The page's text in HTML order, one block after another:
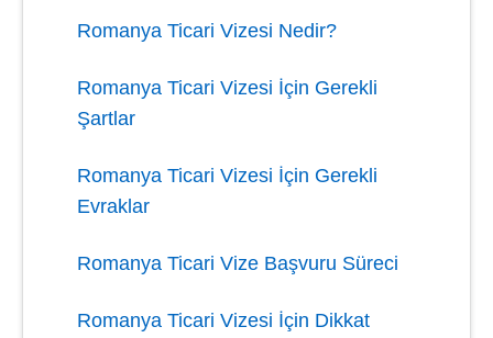
Romanya Ticari Vizesi Nedir?
Romanya Ticari Vizesi İçin Gerekli
Şartlar
Romanya Ticari Vizesi İçin Gerekli
Evraklar
Romanya Ticari Vize Başvuru Süreci
Romanya Ticari Vizesi İçin Dikkat